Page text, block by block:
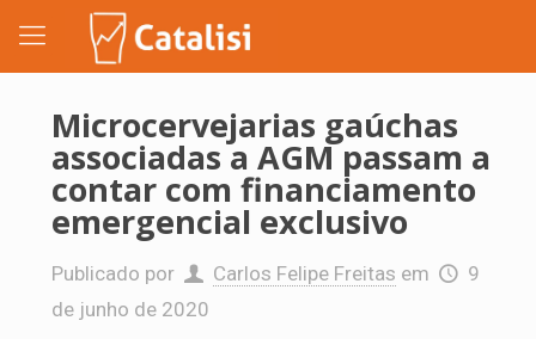
Microcervejarias gaúchas
associadas a AGM passam a
contar com financiamento
emergencial exclusivo
Publicado por Carlos Felipe Freitas em
9
de junho de 2020